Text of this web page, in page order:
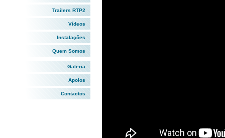
Trailers RTP2
Vídeos
Instalações
Quem Somos
Galeria
Apoios
Contactos